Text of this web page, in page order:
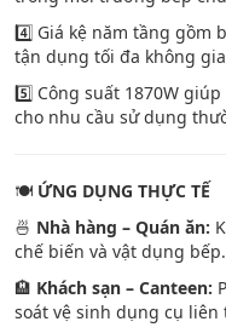
4️⃣ Giá kệ năm tầng gồm
tận dụng tối đa không
5️⃣ Công suất 1870W
cho nhu cầu sử dụng
🍽️ ỨNG DỤNG THỰC TẾ
🍜 Nhà hàng – Quán ăn:
chế biến và vật dụng bếp.
🏨 Khách sạn – Canteen:
soát vệ sinh dụng cụ liên